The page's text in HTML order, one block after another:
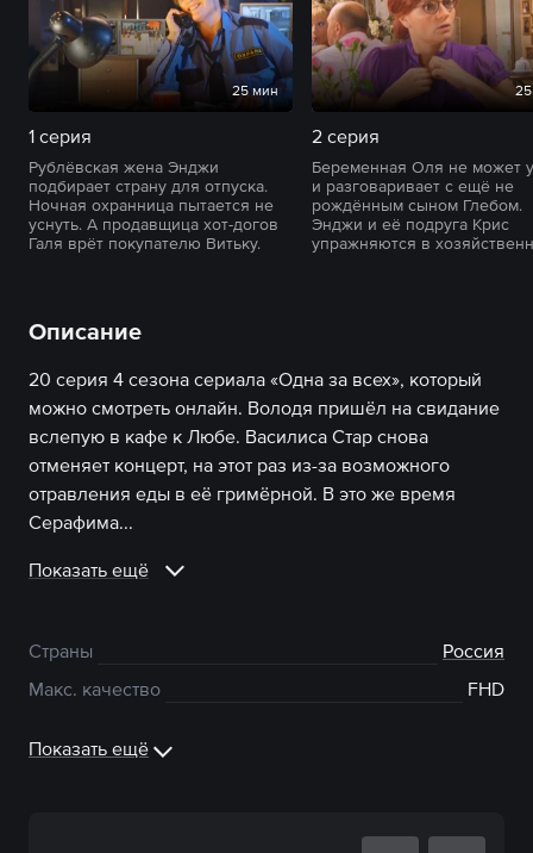
25 мин
1 серия
Рублёвская жена Энджи
подбирает страну для отпуска.
Ночная охранница пытается не
уснуть. А продавщица хот-догов
Галя врёт покупателю Витьку.
2 серия
Беременная Оля не может
и разговаривает с ещё не
рождённым сыном Глебом.
Энджи и её подруга Крис
упражняются в
Описание
20 серия 4 сезона сериала «Одна за всех», который
можно смотреть онлайн. Володя пришёл на свидание
вслепую в кафе к Любе. Василиса Стар снова
отменяет концерт, на этот раз из-за возможного
отравления еды в её гримёрной. В это же время
Серафима...
Показать ещё
Страны
Россия
Макс. качество
FHD
Показать ещё